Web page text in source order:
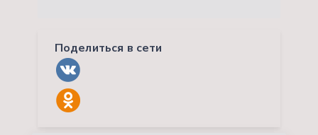
Поделиться в сети